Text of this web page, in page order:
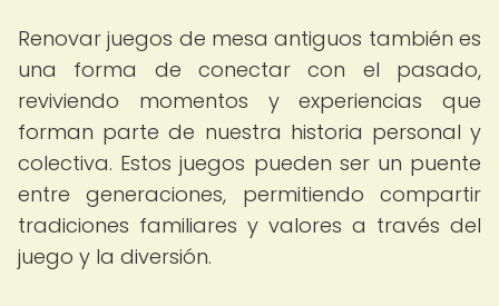
Renovar juegos de mesa antiguos también es
una forma de conectar con el pasado,
reviviendo momentos y experiencias que
forman parte de nuestra historia personal y
colectiva. Estos juegos pueden ser un puente
entre generaciones, permitiendo compartir
tradiciones familiares y valores a través del
juego y la diversión.